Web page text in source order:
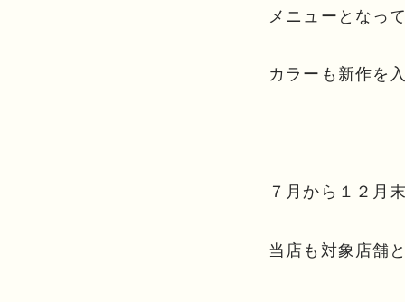
メニューとなっ
カラーも新作を
７月から１２月
当店も対象店舗